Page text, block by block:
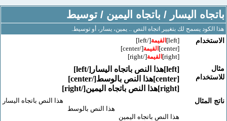
اليسار / باتجاه اليمين / توسيط
يسمح لك بتغيير اتجاه النص .. يمين، يسار، أو توسيط.
[left] القيمة[/left]
القيمة[/center]
القيمة[/right]
[center]هذا النص بالوسط[/center]
هذا النص باتجاه اليسار
هذا النص بالوسط
هذا النص باتجاه اليمين